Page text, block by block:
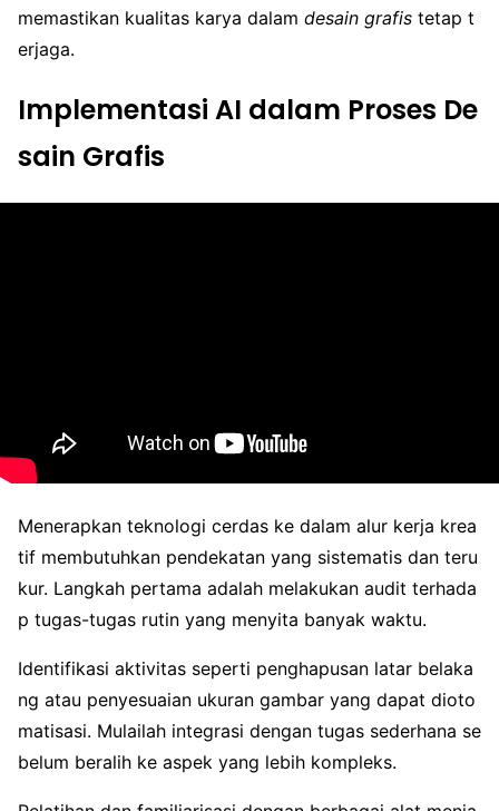
memastikan kualitas karya dalam desain grafis tetap t
erjaga.
Implementasi AI dalam Proses De
sain Grafis
Menerapkan teknologi cerdas ke dalam alur kerja krea
tif membutuhkan pendekatan yang sistematis dan teru
kur. Langkah pertama adalah melakukan audit terhada
p tugas-tugas rutin yang menyita banyak waktu.
Identifikasi aktivitas seperti penghapusan latar belaka
ng atau penyesuaian ukuran gambar yang dapat dioto
matisasi. Mulailah integrasi dengan tugas sederhana se
belum beralih ke aspek yang lebih kompleks.